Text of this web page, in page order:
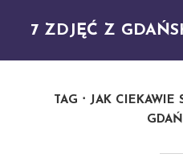
7 ZDJĘĆ Z
TAG
JAK CIEKAWIE